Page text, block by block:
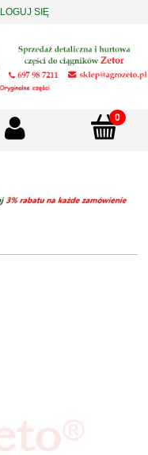
SIĘ